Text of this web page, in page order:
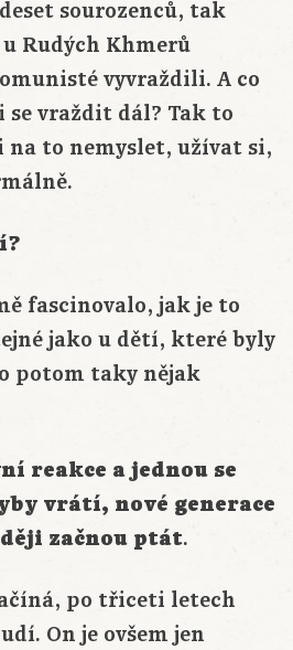
sourozenců, tak
Rudých Khmerů
vyvraždili. A co
vraždit dál? Tak to
na to nemyslet, užívat si,
fascinovalo, jak je to
jako u dětí, které byly
potom taky nějak
reakce a jednou se
vrátí, nové generace
začnou ptát.
po třiceti letech
On je ovšem jen